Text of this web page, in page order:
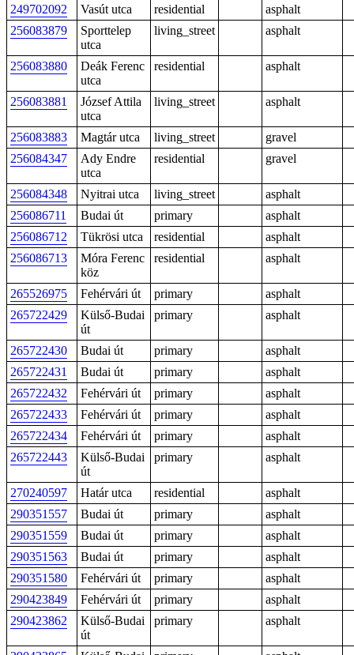
249702092 Vasút utca residential
asphalt
256083879
Sporttelep
utca
living_street asphalt
256083880
Deák Ferenc
utca
residential asphalt
256083881
József Attila
utca
living_street asphalt
256083883 Magtár utca living_street
gravel
256084347
Ady Endre
utca
residential gravel
256084348 Nyitrai utca living_street
asphalt
256086711
Budai út primary
asphalt
256086712
Tükrösi utca residential
asphalt
256086713
Móra Ferenc
köz
residential asphalt
265526975 Fehérvári út primary
asphalt
265722429
Külső-Budai
út
primary asphalt
265722430 Budai út primary
asphalt
265722431
Budai út primary
asphalt
265722432
Fehérvári út primary
asphalt
265722433
Fehérvári út primary
asphalt
265722434
Fehérvári út primary
asphalt
265722443
Külső-Budai
út
primary asphalt
270240597 Határ utca residential
asphalt
290351557
Budai út primary
asphalt
290351559
Budai út primary
asphalt
290351563
Budai út primary
asphalt
290351580
Fehérvári út primary
asphalt
290423849
Fehérvári út primary
asphalt
290423862
Külső-Budai
út
primary asphalt